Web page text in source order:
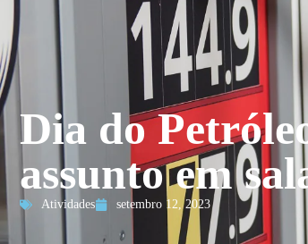
Dia do
assunto em
Atividades setembro 12, 2023